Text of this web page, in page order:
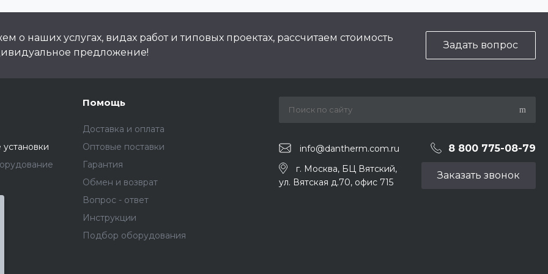
о наших услугах, видах работ и типовых проектах, рассчитаем стоимость
предложение!
Задать вопрос
Помощь
Доставка и оплата
Оптовые поставки
Гарантия
Обмен и возврат
Вопрос - ответ
Инструкции
Подбор оборудования
info@dantherm.com.ru 8 800 775-08-79
г. Москва, БЦ Вятский,
ул. Вятская д.70, офис 715
Заказать звонок